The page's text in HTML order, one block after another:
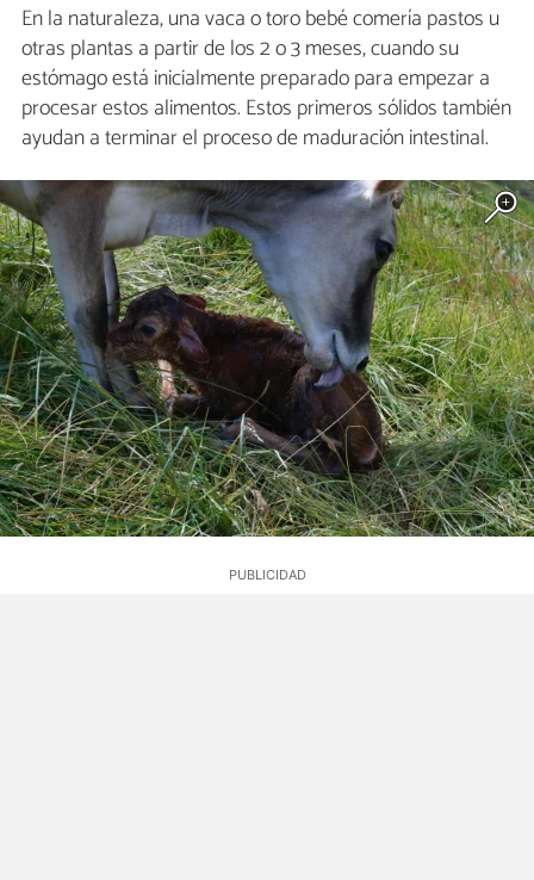
En la naturaleza, una vaca o toro bebé comería pastos u
otras plantas a partir de los 2 o 3 meses, cuando su
estómago está inicialmente preparado para empezar a
procesar estos alimentos. Estos primeros sólidos también
ayudan a terminar el proceso de maduración intestinal.